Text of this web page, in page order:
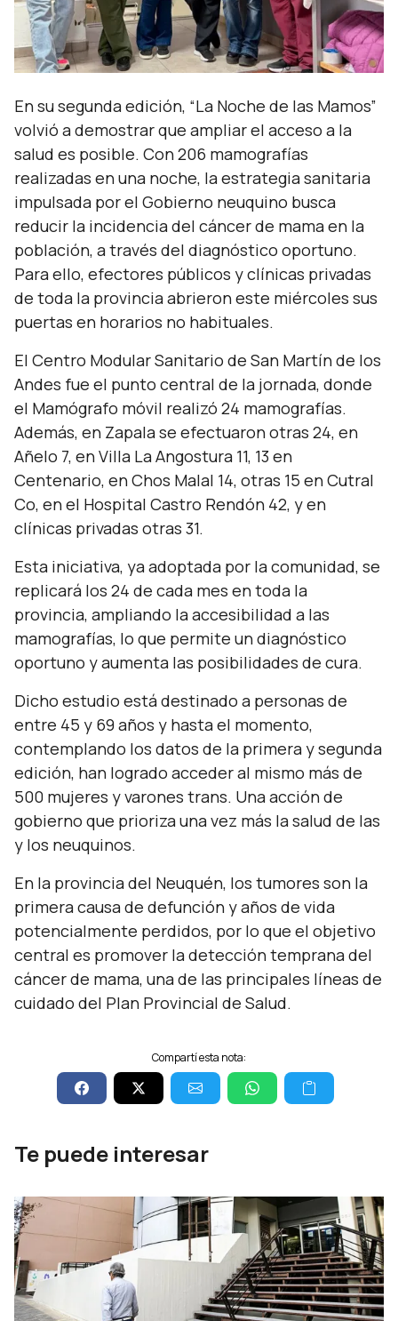
En su segunda edición, “La Noche de las Mamos”
volvió a demostrar que ampliar el acceso a la
salud es posible. Con 206 mamografías
realizadas en una noche, la estrategia sanitaria
impulsada por el Gobierno neuquino busca
reducir la incidencia del cáncer de mama en la
población, a través del diagnóstico oportuno.
Para ello, efectores públicos y clínicas privadas
de toda la provincia abrieron este miércoles sus
puertas en horarios no habituales.
El Centro Modular Sanitario de San Martín de los
Andes fue el punto central de la jornada, donde
el Mamógrafo móvil realizó 24 mamografías.
Además, en Zapala se efectuaron otras 24, en
Añelo 7, en Villa La Angostura 11, 13 en
Centenario, en Chos Malal 14, otras 15 en Cutral
Co, en el Hospital Castro Rendón 42, y en
clínicas privadas otras 31.
Esta iniciativa, ya adoptada por la comunidad, se
replicará los 24 de cada mes en toda la
provincia, ampliando la accesibilidad a las
mamografías, lo que permite un diagnóstico
oportuno y aumenta las posibilidades de cura.
Dicho estudio está destinado a personas de
entre 45 y 69 años y hasta el momento,
contemplando los datos de la primera y segunda
edición, han logrado acceder al mismo más de
500 mujeres y varones trans. Una acción de
gobierno que prioriza una vez más la salud de las
y los neuquinos.
En la provincia del Neuquén, los tumores son la
primera causa de defunción y años de vida
potencialmente perdidos, por lo que el objetivo
central es promover la detección temprana del
cáncer de mama, una de las principales líneas de
cuidado del Plan Provincial de Salud.
Compartí esta nota:
Te puede interesar